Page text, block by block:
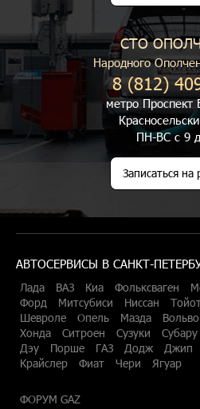
СТО
Народного
8 (812)
метро Проспект
ПН-ВС с 9
Записаться на
АВТОСЕРВИСЫ В САНКТ-
Лада ВАЗ Киа Фольксваген
Форд
Митсубиси Ниссан
Шевроле
Опель Мазда Вольво
Хонда
Ситроен Сузуки Субару
Дэу
Порше ГАЗ Додж Джип
Крайслер
Фиат Чери Ягуар
ФОРУМ GAZ